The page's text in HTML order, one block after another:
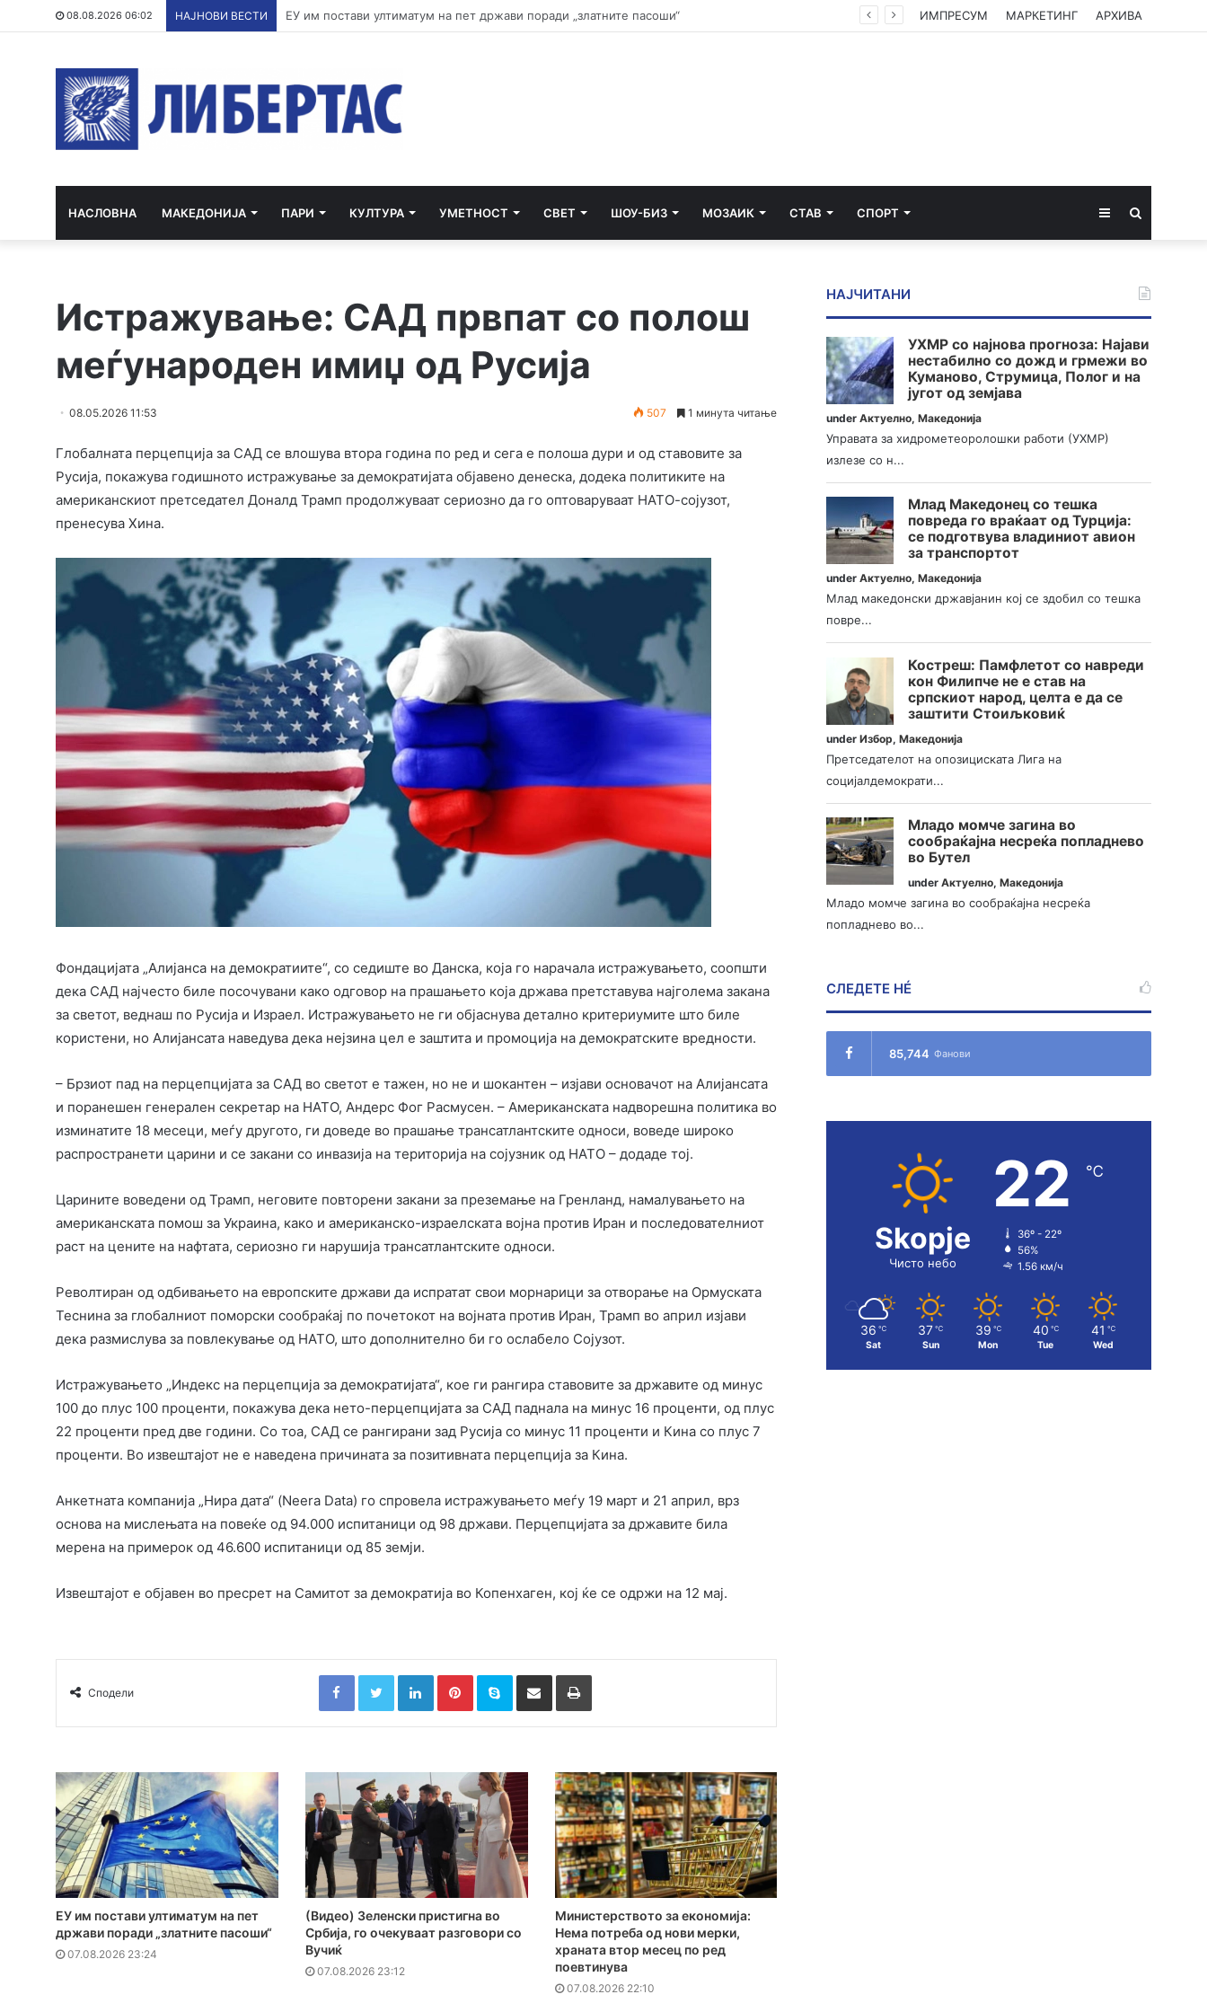
08.08.2026 06:02 НАЈНОВИ ВЕСТИ По речиси 30 години почнува судењето за убиството на Тупак Шакур ИМПРЕСУМ МАРКЕТИНГ АРХИВА
НАСЛОВНА МАКЕДОНИЈА ПАРИ КУЛТУРА УМЕТНОСТ СВЕТ ШОУ-БИЗ МОЗАИК СТАВ СПОРТ Sidebar
Истражување: САД првпат со полош
меѓународен имиџ од Русија
08.05.2026 11:53 507 1 минута читање
Глобалната перцепција за САД се влошува втора година по ред и сега е полоша дури и од ставовите за
Русија, покажува годишното истражување за демократијата објавено денеска, додека политиките на
американскиот претседател Доналд Трамп продолжуваат сериозно да го оптоваруваат НАТО-сојузот,
пренесува Хина.
Фондацијата „Алијанса на демократиите“, со седиште во Данска, која го нарачала истражувањето, соопшти
дека САД најчесто биле посочувани како одговор на прашањето која држава претставува најголема закана
за светот, веднаш по Русија и Израел. Истражувањето не ги објаснува детално критериумите што биле
користени, но Алијансата наведува дека нејзина цел е заштита и промоција на демократските вредности.
– Брзиот пад на перцепцијата за САД во светот е тажен, но не и шокантен – изјави основачот на Алијансата
и поранешен генерален секретар на НАТО, Андерс Фог Расмусен. – Американската надворешна политика во
изминатите 18 месеци, меѓу другото, ги доведе во прашање трансатлантските односи, воведе широко
распространети царини и се закани со инвазија на територија на сојузник од НАТО – додаде тој.
Царините воведени од Трамп, неговите повторени закани за преземање на Гренланд, намалувањето на
американската помош за Украина, како и американско-израелската војна против Иран и последователниот
раст на цените на нафтата, сериозно ги нарушија трансатлантските односи.
Револтиран од одбивањето на европските држави да испратат свои морнарици за отворање на Ормуската
Теснина за глобалниот поморски сообраќај по почетокот на војната против Иран, Трамп во април изјави
дека размислува за повлекување од НАТО, што дополнително би го ослабело Сојузот.
Истражувањето „Индекс на перцепција за демократијата“, кое ги рангира ставовите за државите од минус
100 до плус 100 проценти, покажува дека нето-перцепцијата за САД паднала на минус 16 проценти, од плус
22 проценти пред две години. Со тоа, САД се рангирани зад Русија со минус 11 проценти и Кина со плус 7
проценти. Во извештајот не е наведена причината за позитивната перцепција за Кина.
Анкетната компанија „Нира дата“ (Neera Data) го спровела истражувањето меѓу 19 март и 21 април, врз
основа на мислењата на повеќе од 94.000 испитаници од 98 држави. Перцепцијата за државите била
мерена на примерок од 46.600 испитаници од 85 земји.
Извештајот е објавен во пресрет на Самитот за демократија во Копенхаген, кој ќе се одржи на 12 мај.
Сподели
FacebookTwitterLinkedInPinterestSkype Сподели преку Е-маил Испринтај
ЕУ им постави ултиматум на пет
држави поради „златните пасоши“
07.08.2026 23:24
(Видео) Зеленски пристигна во
Србија, го очекуваат разговори со
Вучиќ
07.08.2026 23:12
Министерството за економија:
Нема потреба од нови мерки,
храната втор месец по ред
поевтинува
07.08.2026 22:10
НАЈЧИТАНИ
УХМР со најнова прогноза: Најави
нестабилно со дожд и грмежи во
Куманово, Струмица, Полог и на
југот од земјава
underАктуелно,Македонија
Управата за хидрометеоролошки работи (УХМР)
излезе со н...
Млад Македонец со тешка
повреда го враќаат од Турција:
се подготвува владиниот авион
за транспортот
underАктуелно,Македонија
Млад македонски државјанин кој се здобил со тешка
повре...
Костреш: Памфлетот со навреди
кон Филипче не е став на
српскиот народ, целта е да се
заштити Стоиљковиќ
underИзбор,Македонија
Претседателот на опозициската Лига на
социјалдемократи...
Младо момче загина во
сообраќајна несреќа попладнево
во Бутел
underАктуелно,Македонија
Младо момче загина во сообраќајна несреќа
попладнево во...
СЛЕДЕТЕ НÉ
85,744 Фанови
Skopje
Чисто небо
22 ℃
36º - 22º
56%
1.56 км/ч
36 ℃
Sat
37 ℃
Sun
39 ℃
Mon
40 ℃
Tue
41 ℃
Wed